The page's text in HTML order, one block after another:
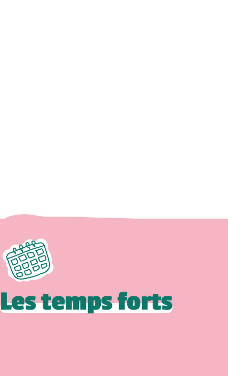
Les temps forts